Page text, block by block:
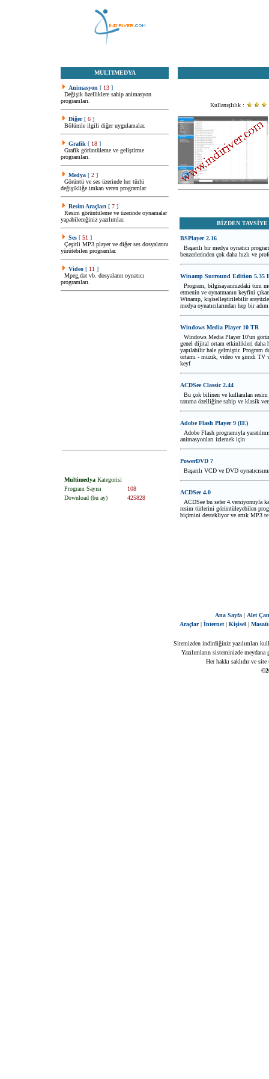
MULTIMEDYA
Animasyon [ 13 ]
Değişik özelliklere sahip animasyon
programları.
Diğer[ 6 ]
Bölümle ilgili diğer uygulamalar.
Grafik [ 18 ]
Grafik görüntüleme ve geliştirme
programları.
Medya [ 2 ]
Görüntü ve ses üzerinde her türlü
değişikliğe imkan veren programlar.
Resim Araçları [ 7 ]
Resim görüntüleme ve üzerinde oynamalar
yapabileceğiniz yazılımlar.
Ses [ 51 ]
Çeşitli MP3 player ve diğer ses dosyalarını
yürütebilen programlar.
Video [ 11 ]
Mpeg,dat vb. dosyaların oynatıcı
programları.
Multimedya Kategorisi
Program Sayısı
108
Download (bu ay)
425828
Kullanışlılık :
BİZDEN TAVSİYE
BSPlayer 2.16
Başarılı bir medya oynatıcı
benzerlerinden çok daha hızlı ve
Winamp Surround Edition 5.35
Program, bilgisayarınızdaki tüm
etmenin ve oynatmanın keyfini
Winamp, kişiselleştirilebilir
medya oynatıcılarından hep bir
Windows Media Player 10 TR
Windows Media Player 10'un
genel dijital ortam etkinlikleri daha
yapılabilir hale gelmiştir. Program
ortamı - müzik, video ve şimdi TV
keyf
ACDSee Classic 2.44
Bu çok bilinen ve kullanılan
tanıma özelliğine sahip ve klasik
Adobe Flash Player 9 (IE)
Adobe Flash programıyla
animasyonları izlemek için
PowerDVD 7
Başarılı VCD ve DVD
ACDSee 4.0
ACDSee bu sefer 4.versiyonuyla
resim türlerini görüntüleyebilen
biçimini destekliyor ve artık MP3 te
Ana Sayfa| Alet
Araçlar| İnternet| Kişisel|
Sitemizden indirdiğiniz yazılımları
Yazılımların sisteminizde
Her hakkı saklıdır ve